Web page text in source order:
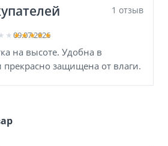
1 отзыв
09.07.2026
на высоте. Удобна в
защищена от влаги.